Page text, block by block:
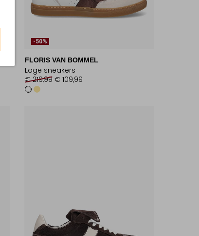
-50%
FLORIS VAN BOMMEL
Lage sneakers
€ 219,99 € 109,99